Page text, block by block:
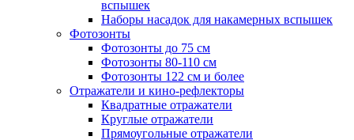
вспышек
Наборы насадок для накамерных вспышек
Фотозонты
Фотозонты до 75 см
Фотозонты 80-110 см
Фотозонты 122 см и более
Отражатели и кино-рефлекторы
Квадратные отражатели
Круглые отражатели
Прямоугольные отражатели